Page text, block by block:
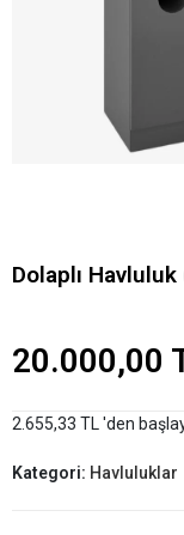
Dolaplı
20.000,00
2.655,33 TL 'den
Kategori: Havluluklar